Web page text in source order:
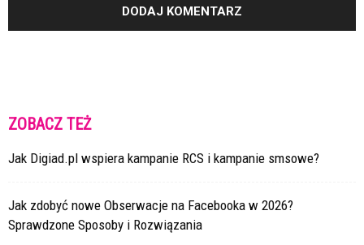
ZOBACZ TEŻ
Jak Digiad.pl wspiera kampanie RCS i kampanie smsowe?
Jak zdobyć nowe Obserwacje na Facebooka w 2026?
Sprawdzone Sposoby i Rozwiązania